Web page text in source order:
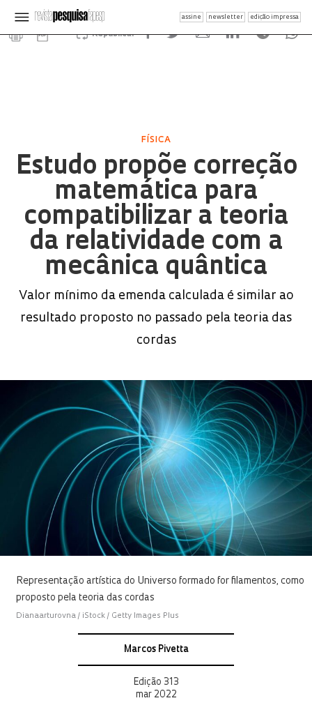
assine newsletter edição impressa
Republicar
FÍSICA
Estudo propõe correção
matemática para
compatibilizar a teoria
da relatividade com a
mecânica quântica
Valor mínimo da emenda calculada é similar ao
resultado proposto no passado pela teoria das
cordas
Representação artística do Universo formado for filamentos, como
proposto pela teoria das cordas
Dianaarturovna / iStock / Getty Images Plus
Marcos Pivetta
Edição 313
mar 2022